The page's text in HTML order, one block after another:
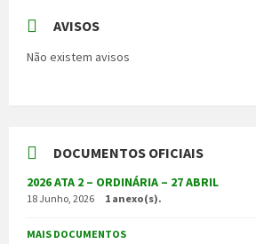
AVISOS
Não existem avisos
DOCUMENTOS OFICIAIS
2026 ATA 2 – ORDINÁRIA – 27 ABRIL
18 Junho, 2026 1 anexo(s).
MAIS DOCUMENTOS